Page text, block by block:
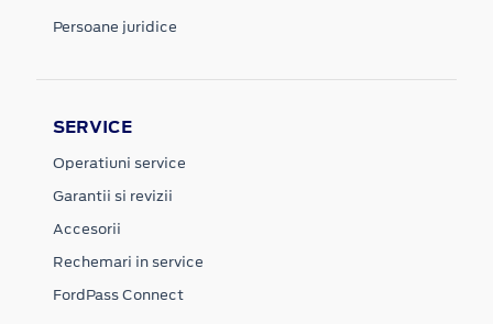
Persoane juridice
SERVICE
Operatiuni service
Garantii si revizii
Accesorii
Rechemari in service
FordPass Connect